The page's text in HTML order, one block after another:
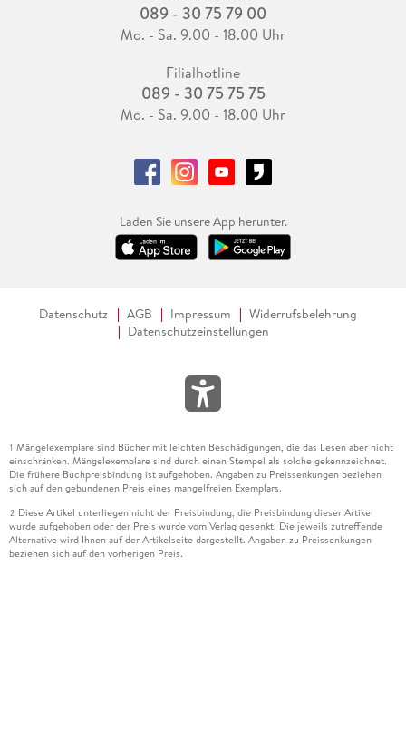
089 - 30 75 79 00
Mo. - Sa. 9.00 - 18.00 Uhr
Filialhotline
089 - 30 75 75 75
Mo. - Sa. 9.00 - 18.00 Uhr
Laden Sie unsere App herunter.
Datenschutz AGB Impressum
Widerrufsbelehrung
Datenschutzeinstellungen
1 Mängelexemplare sind Bücher mit leichten Beschädigungen, die das Lesen aber nicht
einschränken. Mängelexemplare sind durch einen Stempel als solche gekennzeichnet.
Die frühere Buchpreisbindung ist aufgehoben. Angaben zu Preissenkungen beziehen
sich auf den gebundenen Preis eines mangelfreien Exemplars.
2 Diese Artikel unterliegen nicht der Preisbindung, die Preisbindung dieser Artikel
wurde aufgehoben oder der Preis wurde vom Verlag gesenkt. Die jeweils zutreffende
Alternative wird Ihnen auf der Artikelseite dargestellt. Angaben zu Preissenkungen
beziehen sich auf den vorherigen Preis.